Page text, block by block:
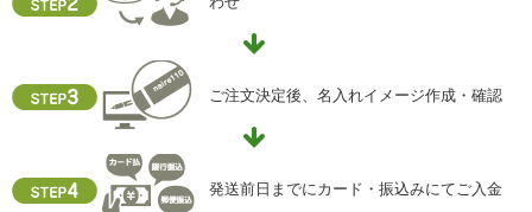
ません。
i) 個人情報保護方針
当社ホームページの個人情報保護方針をご覧下さい
住所 ：大阪市中央区瓦屋町2-13-5
ご注文決定後、名入れイメージ作成・確認
発送前日までにカード・振込みにてご入金